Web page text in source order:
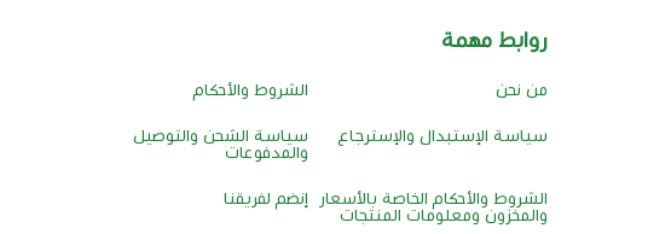
روابط مهمة
من نحن الشروط والأحكام
سياسة الإستبدال والإسترجاع
سياسة الشحن والتوصيل
والمدفوعات
الشروط والأحكام الخاصة بالأسعار
والمخزون ومعلومات المنتجات
إنضم لفريقنا